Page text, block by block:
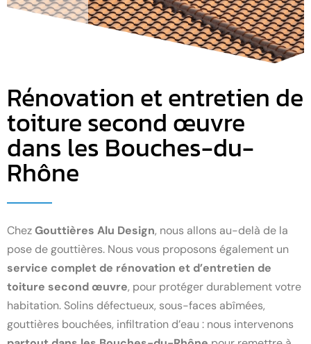
Rénovation et entretien de
toiture second œuvre
dans les Bouches-du-
Rhône
ChezGouttières Alu Design, nous allons au-delà de la
pose de gouttières. Nous vous proposons également un
service complet de rénovation et d’entretien de
toiture second œuvre, pour protéger durablement votre
habitation. Solins défectueux, sous-faces abîmées,
gouttières bouchées, infiltration d’eau : nous intervenons